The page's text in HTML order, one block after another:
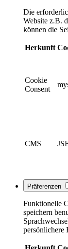
Die
Website z.B.
können die
Herkunft
Cookie
Consent
CMS
Präferenzen
Funktionelle
speichern
persönlichere